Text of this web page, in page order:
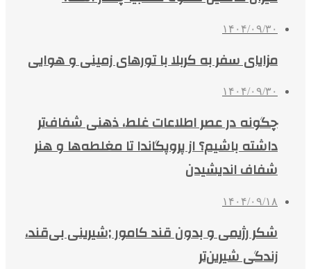
۱۴۰۴/۰۹/۳۰
مزایای سفر به کربلا با تورهای زمینی و هوایی
۱۴۰۴/۰۹/۳۰
چگونه در عصر اطلاعات غلط، ذهنی شفاف‌تر
داشته باشیم؟ از پروپگاندا تا مغلطه‌ها و هنر
شفاف اندیشیدن
۱۴۰۴/۰۹/۱۸
شکر رژیمی و بدون قند کامور ;شیرینی بی‌قند،
زندگی شیرین‌تر